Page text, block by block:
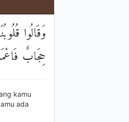
وَقَالُوا
حِجَابٌ
kamu
ada